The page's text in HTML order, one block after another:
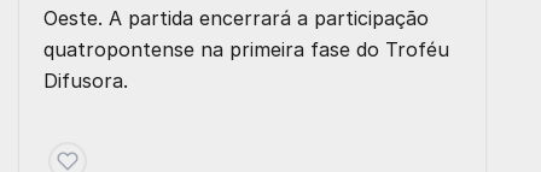
Oeste. A partida encerrará a participação
quatropontense na primeira fase do Troféu
Difusora.